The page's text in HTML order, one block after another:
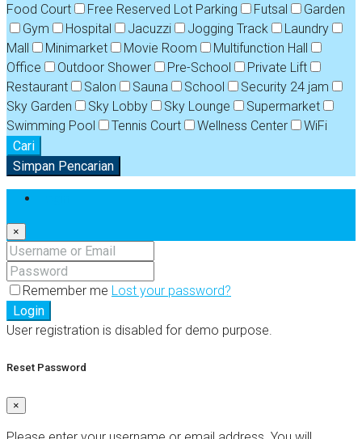
Food Court
Free Reserved Lot Parking Futsal
Garden
Gym
Hospital Jacuzzi Jogging Track
Laundry
Mall
Minimarket Movie Room
Multifunction Hall
Office
Outdoor Shower Pre-School
Private Lift
Restaurant
Salon Sauna School
Security 24 jam
Sky Garden
Sky Lobby Sky Lounge
Supermarket
Swimming Pool
Tennis Court Wellness Center
WiFi
Cari
Simpan Pencarian
×
Remember me Lost your password?
Login
User registration is disabled for demo purpose.
Reset Password
×